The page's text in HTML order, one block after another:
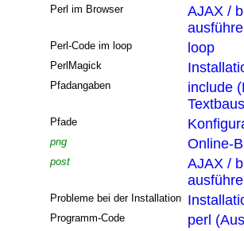
Perl im Browser
AJAX /
Perl-Code im loop loop
PerlMagick
Pfadangaben
include
Pfade
png Online-
post
AJAX /
Probleme bei der Installation
Programm-Code perl